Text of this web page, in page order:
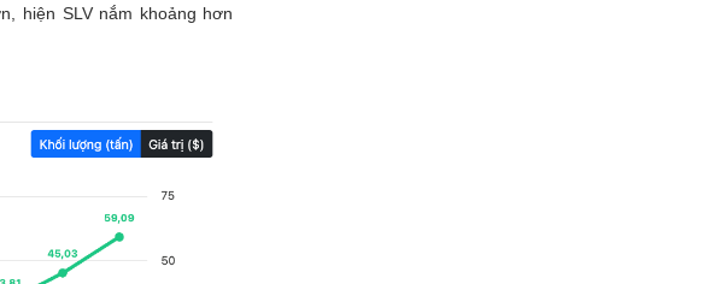
hiện SLV nắm khoảng hơn